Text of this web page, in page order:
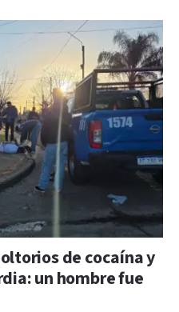
de cocaína y
un hombre fue